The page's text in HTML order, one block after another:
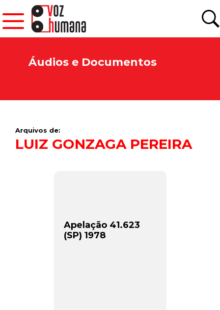
Áudios e Documentos
Arquivos de:
LUIZ GONZAGA PEREIRA
Apelação 41.623
(SP) 1978